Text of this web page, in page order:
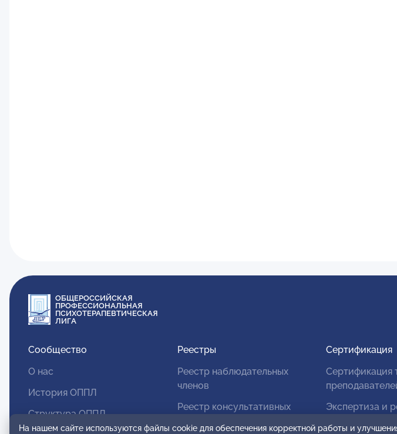
ОБЩЕРОССИЙСКАЯ
ПРОФЕССИОНАЛЬНАЯ
ПСИХОТЕРАПЕВТИЧЕСКАЯ
ЛИГА
Сообщество
О нас
История ОППЛ
Структура ОППЛ
Реестры
Реестр наблюдательных
членов
Реестр консультативных
Сертификация
Сертификация
Экспертиза и
На нашем сайте используются файлы cookie для обеспечения корректной работы и